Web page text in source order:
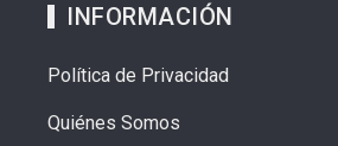
INFORMACIÓN
Política de Privacidad
Quiénes Somos